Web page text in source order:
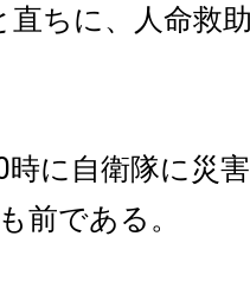
ちに、人命救
に自衛隊に災
前である。